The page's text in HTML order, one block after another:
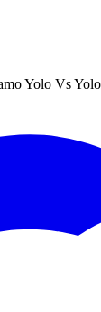
Yolo Vs